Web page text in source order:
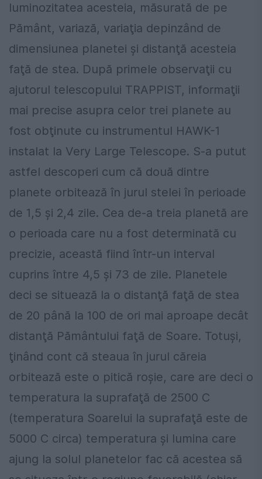
luminozitatea acesteia, măsurată de pe
Pământ, variază, variaţia depinzând de
dimensiunea planetei şi distanţă acesteia
faţă de stea. După primele observaţii cu
ajutorul telescopului TRAPPIST, informaţii
mai precise asupra celor trei planete au
fost obţinute cu instrumentul HAWK-1
instalat la Very Large Telescope. S-a putut
astfel descoperi cum că două dintre
planete orbitează în jurul stelei în perioade
de 1,5 şi 2,4 zile. Cea de-a treia planetă are
o perioada care nu a fost determinată cu
precizie, această fiind într-un interval
cuprins între 4,5 şi 73 de zile. Planetele
deci se situează la o distanţă faţă de stea
de 20 până la 100 de ori mai aproape decât
distanţă Pământului faţă de Soare. Totuşi,
ţinând cont că steaua în jurul căreia
orbitează este o pitică roşie, care are deci o
temperatura la suprafaţă de 2500 C
(temperatura Soarelui la suprafaţă este de
5000 C circa) temperatura şi lumina care
ajung la solul planetelor fac că acestea să